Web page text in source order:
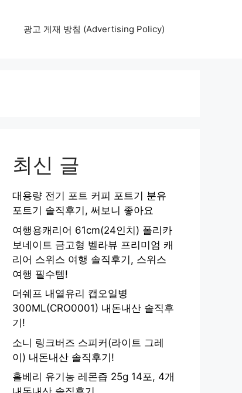
광고 게재 방침 (Advertising Policy)
최신 글
대용량 전기 포트 커피 포트기 분유
포트기 솔직후기, 써보니 좋아요
여행용캐리어 61cm(24인치) 폴리카
보네이트 금고형 벨라뷰 프리미엄 캐
리어 스위스 여행 솔직후기, 스위스
여행 필수템!
더쉐프 내열유리 캡오일병
300ML(CRO0001) 내돈내산 솔직후
기!
소니 링크버즈 스피커(라이트 그레
이) 내돈내산 솔직후기!
홀베리 유기농 레몬즙 25g 14포, 4개